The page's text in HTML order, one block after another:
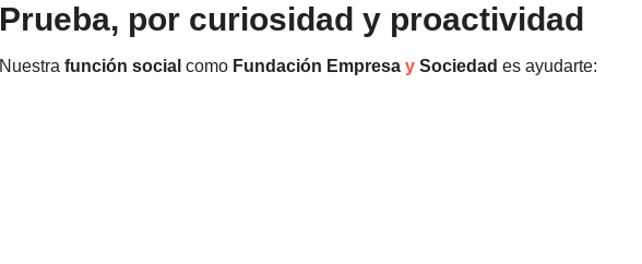
Prueba, por curiosidad y proactividad
Nuestra función social como Fundación Empresa y Sociedad es ayudarte: